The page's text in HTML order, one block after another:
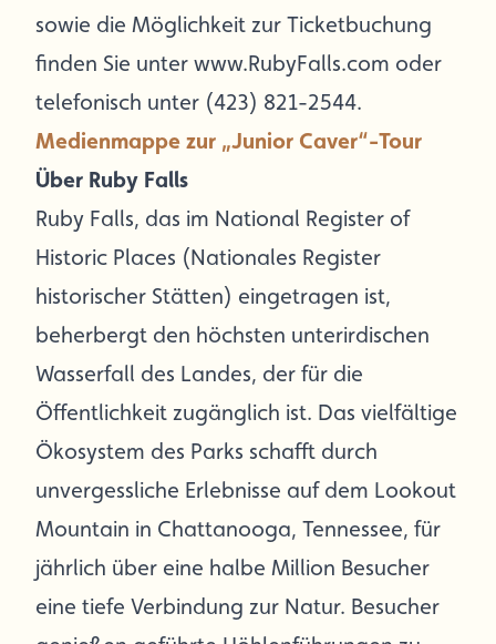
sowie die Möglichkeit zur Ticketbuchung
finden Sie unter www.RubyFalls.com oder
telefonisch unter (423) 821-2544.
Medienmappe zur „Junior Caver“-Tour
Über Ruby Falls
Ruby Falls, das im National Register of
Historic Places (Nationales Register
historischer Stätten) eingetragen ist,
beherbergt den höchsten unterirdischen
Wasserfall des Landes, der für die
Öffentlichkeit zugänglich ist. Das vielfältige
Ökosystem des Parks schafft durch
unvergessliche Erlebnisse auf dem Lookout
Mountain in Chattanooga, Tennessee, für
jährlich über eine halbe Million Besucher
eine tiefe Verbindung zur Natur. Besucher